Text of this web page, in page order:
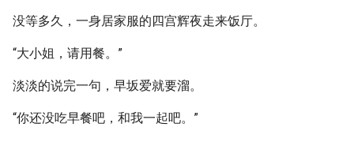
没等多久，一身居家服的四宫辉夜走来饭厅。
“大小姐，请用餐。”
淡淡的说完一句，早坂爱就要溜。
“你还没吃早餐吧，和我一起吧。”